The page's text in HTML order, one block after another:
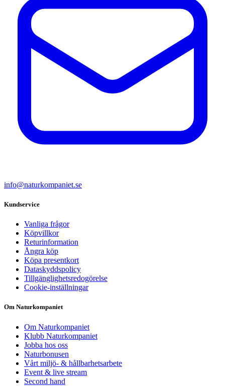
info@naturkompaniet.se
Kundservice
Vanliga frågor
Köpvillkor
Returinformation
Ångra köp
Köpa presentkort
Dataskyddspolicy
Tillgänglighetsredogörelse
Cookie-inställningar
Om Naturkompaniet
Om Naturkompaniet
Klubb Naturkompaniet
Jobba hos oss
Naturbonusen
Vårt miljö- & hållbarhetsarbete
Event & live stream
Second hand